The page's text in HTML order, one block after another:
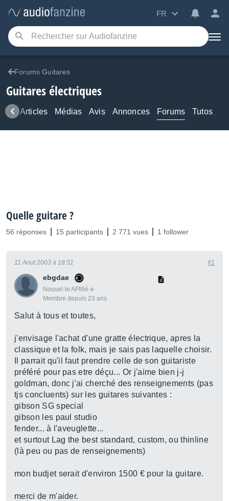
FR
Forums Guitares
Guitares électriques
Articles Médias Avis Annonces Forums Tutos
Quelle guitare ?
56 réponses 15 participants 2 771 vues 1 follower
ebgdae
Nouvel·le AFfilié·e
Membre depuis 23 ans
11 Aout 2003 à 18:51 #1
Salut à tous et toutes,
j'envisage l'achat d'une gratte électrique, apres la
classique et la folk, mais je sais pas laquelle choisir.
Il parrait qu'il faut prendre celle de son guitariste
préféré pour pas etre déçu... Or j'aime bien j-j
goldman, donc j'ai cherché des renseignements (pas
tjs concluents) sur les guitares suivantes :
gibson SG special
gibson les paul studio
fender... à l'aveuglette...
et surtout Lag the best standard, custom, ou thinline
(là peu ou pas de renseignements)
mon budjet serait d'environ 1500 € pour la guitare.
merci de m'aider.